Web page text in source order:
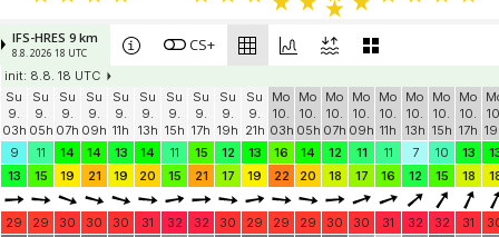
IFS-HRES 9 km
8.8. 2026 18 UTC CS+
init: 8.8. 18 UTC
Su
9.
03h
Su
9.
05h
Su
9.
07h
Su
9.
09h
Su
9.
11h
Su
9.
13h
Su
9.
15h
Su
9.
17h
Su
9.
19h
Su
9.
21h
Mo
10.
03h
Mo
10.
05h
Mo
10.
07h
Mo
10.
09h
Mo
10.
11h
Mo
10.
13h
Mo
10.
15h
Mo
10.
17h
9
11 14 14 13 14 11 15 12 13 16 14 12 11 11 7 10 13
13
15 19 21 19 20 15 21 17 19 22 20 18 17 16 12 15 18
29 29 30 30 30 31 32 32 30 29 29 29 30 30 31 32 32 31